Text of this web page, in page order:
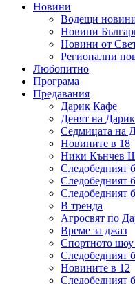
Новини
Водещи
Новини
Новини от
Регионални
Любопитно
Програма
Предавания
Дарик Кафе
Денят на Дарик
Седмицата на
Новините в 18
Ники Кънчев
Следобедният
Следобедният
Следобедният
В тренда
Агросвят по
Време за джаз
Спортното
Следобедният
Новините в 12
Следобедният